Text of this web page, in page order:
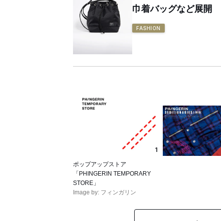
巾着バッグなど展開
FASHION
1
ポップアップストア
「PHINGERIN TEMPORARY
STORE」
Image by: フィンガリン